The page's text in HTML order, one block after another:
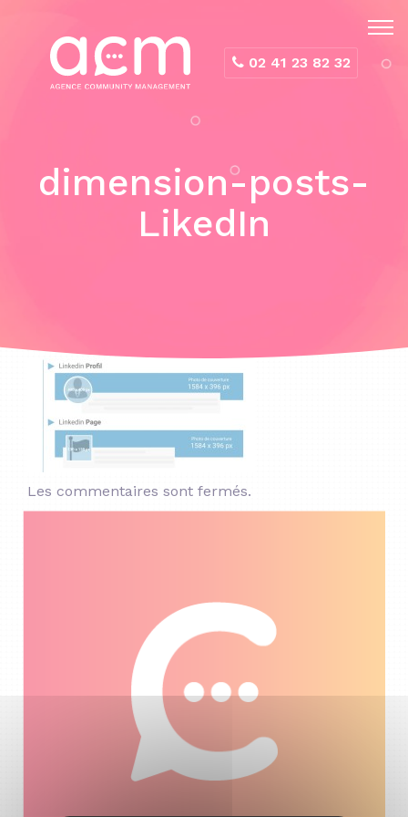
02 41 23 82 32
dimension-posts-
LikedIn
Les commentaires sont fermés.